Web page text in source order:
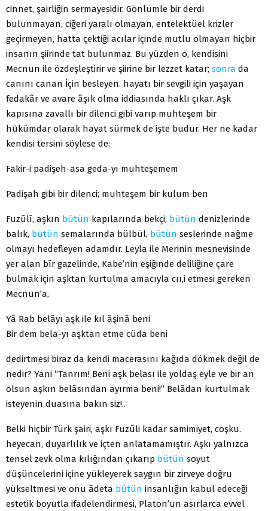
cinnet, şairliğin sermayesidir. Gönlümle bir derdi
bulunmayan, ciğeri yaralı olmayan, entelektüel krizler
geçirmeyen, hatta çektiği acılar içinde mutlu olmayan hiçbir
insanın şiirinde tat bulunmaz. Bu yüzden o, kendisini
Mecnun ile özdeşleştirir ve şiirine bir lezzet katar; sonra da
canını canan İçin besleyen. hayatı bir sevgili için yaşayan
fedakâr ve avare âşık olma iddiasında haklı çıkar. Aşk
kapısına zavallı bir dilenci gibi varıp muhteşem bir
hükümdar olarak hayat sürmek de işte budur. Her ne kadar
kendisi tersini söylese de:
Fakir-i padişeh-asa geda-yı muhteşemem
Padişah gibi bir dilenci; muhteşem bir kulum ben
Fuzûlî, aşkın bütün kapılarında bekçi, bütün denizlerinde
balık, bütün semalarında bülbül, bütün seslerinde nağme
olmayı hedefleyen adamdır. Leyla ile Merinin mesnevisinde
yer alan bîr gazelinde, Kabe’nin eşiğinde deliliğine çare
bulmak için aşktan kurtulma amacıyla cıı,i etmesi gereken
Mecnun’a,
Yâ Rab belâyı aşk ile kıl âşinâ beni
Bir dem bela-yı aşktan etme cüda beni
dedirtmesi biraz da kendi macerasını kağıda dökmek değil de
nedir? Yani “Tanrım! Beni aşk belası ile yoldaş eyle ve bir an
olsun aşkın belâsından ayırma beni!” Belâdan kurtulmak
isteyenin duasına bakın siz!..
Belki hiçbir Türk şairi, aşkı Fuzûli kadar samimiyet, coşku.
heyecan, duyarlılık ve içten anlatamamıştır. Aşkı yalnızca
tensel zevk olma kılığından çıkarıp bütün soyut
düşüncelerini içine yükleyerek saygın bir zirveye doğru
yükseltmesi ve onu âdeta bütün insanlığın kabul edeceği
estetik boyutla ifadelendirmesi, Platon’un asırlarca evvel